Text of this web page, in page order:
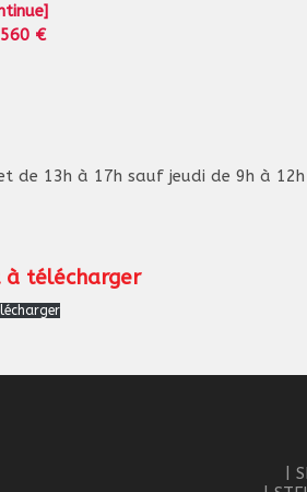
560 €
de 13h à 17h sauf jeudi de 9h à 12h
à télécharger
|